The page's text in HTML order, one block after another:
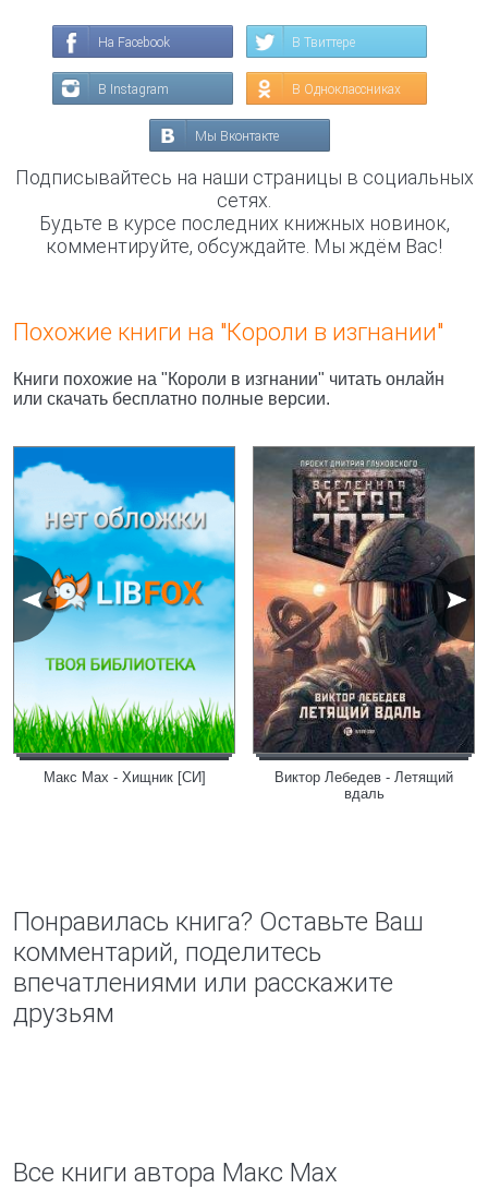
На Facebook В Твиттере
В Instagram В Одноклассниках
Мы Вконтакте
Подписывайтесь на наши страницы в социальных
сетях.
Будьте в курсе последних книжных новинок,
комментируйте, обсуждайте. Мы ждём Вас!
Похожие книги на "Короли в изгнании"
Книги похожие на "Короли в изгнании" читать онлайн
или скачать бесплатно полные версии.
Макс Мах - Хищник [СИ]
Виктор Лебедев - Летящий
вдаль
Понравилась книга? Оставьте Ваш
комментарий, поделитесь
впечатлениями или расскажите
друзьям
Все книги автора Макс Мах